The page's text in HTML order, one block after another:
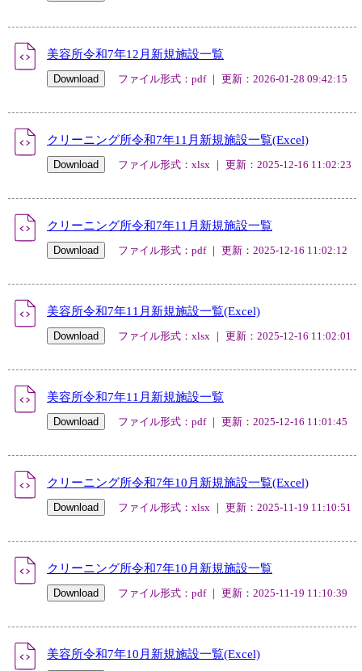
美容所令和7年12月新規施設一覧
ファイル形式：pdf ｜ 更新：2026-01-28 09:42:15
クリーニング所令和7年11月新規施設一覧(Excel)
ファイル形式：xlsx ｜ 更新：2025-12-16 11:02:23
クリーニング所令和7年11月新規施設一覧
ファイル形式：pdf ｜ 更新：2025-12-16 11:02:12
美容所令和7年11月新規施設一覧(Excel)
ファイル形式：xlsx ｜ 更新：2025-12-16 11:02:01
美容所令和7年11月新規施設一覧
ファイル形式：pdf ｜ 更新：2025-12-16 11:01:45
クリーニング所令和7年10月新規施設一覧(Excel)
ファイル形式：xlsx ｜ 更新：2025-11-19 11:10:51
クリーニング所令和7年10月新規施設一覧
ファイル形式：pdf ｜ 更新：2025-11-19 11:10:39
美容所令和7年10月新規施設一覧(Excel)